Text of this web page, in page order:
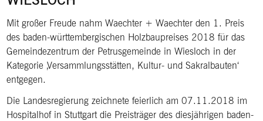
Mit großer Freude nahm Waechter + Waechter den 1. Preis
des baden-württembergischen Holzbaupreises 2018 für das
Gemeindezentrum der Petrusgemeinde in Wiesloch in der
Kategorie ‚Versammlungsstätten, Kultur- und Sakralbauten‘
entgegen.
Die Landesregierung zeichnete feierlich am 07.11.2018 im
Hospitalhof in Stuttgart die Preisträger des diesjährigen baden-